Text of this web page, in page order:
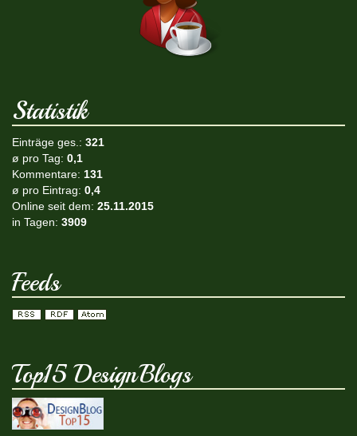
Statistik
Einträge ges.: 321
ø pro Tag: 0,1
Kommentare: 131
ø pro Eintrag: 0,4
Online seit dem: 25.11.2015
in Tagen: 3909
Feeds
Top15 DesignBlogs